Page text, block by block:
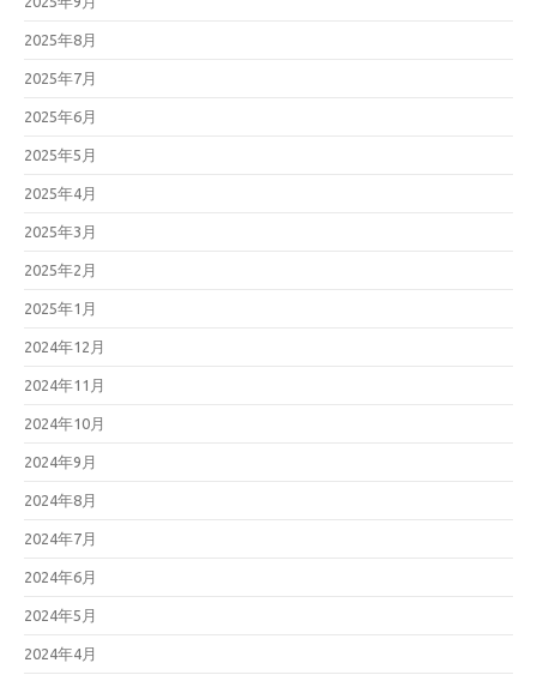
2025年8月
2025年7月
2025年6月
2025年5月
2025年4月
2025年3月
2025年2月
2025年1月
2024年12月
2024年11月
2024年10月
2024年9月
2024年8月
2024年7月
2024年6月
2024年5月
2024年4月